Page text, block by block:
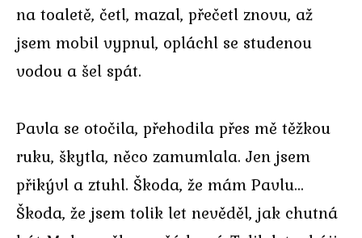
na toaletě, četl, mazal, přečetl znovu, až
jsem mobil vypnul, opláchl se studenou
vodou a šel spát.
Pavla se otočila, přehodila přes mě těžkou
ruku, škytla, něco zamumlala. Jen jsem
přikývl a ztuhl. Škoda, že mám Pavlu…
Škoda, že jsem tolik let nevěděl, jak chutná